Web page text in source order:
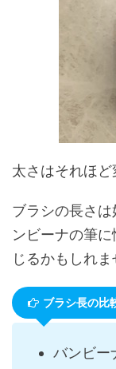
太さはそれほど
ブラシの長さ
ンビーナの筆
じるかもしれま
ブラシ長の比
バンビー